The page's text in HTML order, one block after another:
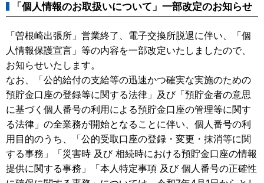
「個人情報のお取扱いについて」一部改定のお知らせ
「曽根崎出張所」営業終了、電子交換所脱退に伴い、「個
人情報保護宣言」等の内容を一部改定いたしましたので、
お知らせいたします。
なお、「公的給付の支給等の迅速かつ確実な実施のための
預貯金口座の登録等に関する法律」及び「預貯金者の意思
に基づく個人番号の利用による預貯金口座の管理等に関す
る法律」の全業務が開始となることに伴い、個人番号の利
用目的のうち、「公的受取口座の登録・変更・抹消等に関
する事務」「災害時 及び 相続時における預貯金口座の情報
提供に関する事務」「本人特定事項 及び 個人番号の正確性